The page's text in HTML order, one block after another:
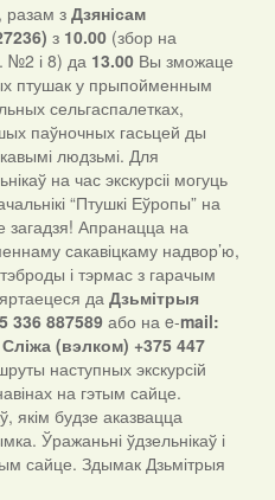
разам зДзянісам
) з 10.00(збор на
№2 і 8) да 13.00Вы зможаце
птушак у прыпойменным
сельгаспалетках,
паўночных гасьцей ды
людзьмі. Для
на час экскурсіі могуць
“Птушкі Еўропы” на
загадзя! Апранацца на
сакавіцкаму надвор’ю,
і тэрмас з гарачым
да Дзьмітрыя
336 887589або на e-mail:
(вэлком) +375 447
наступных экскурсій
на гэтым сайце.
якім будзе аказвацца
Ўражаньні ўдзельнікаў і
сайце. Здымак Дзьмітрыя